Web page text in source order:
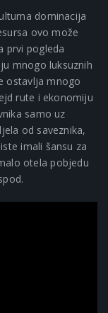
dominacija
ovo može
prvi pogleda
mnogo luksuznih
ostavlja mnogo
rute i ekonomiju
samo uz
od saveznika,
imali šansu za
otela pobjedu